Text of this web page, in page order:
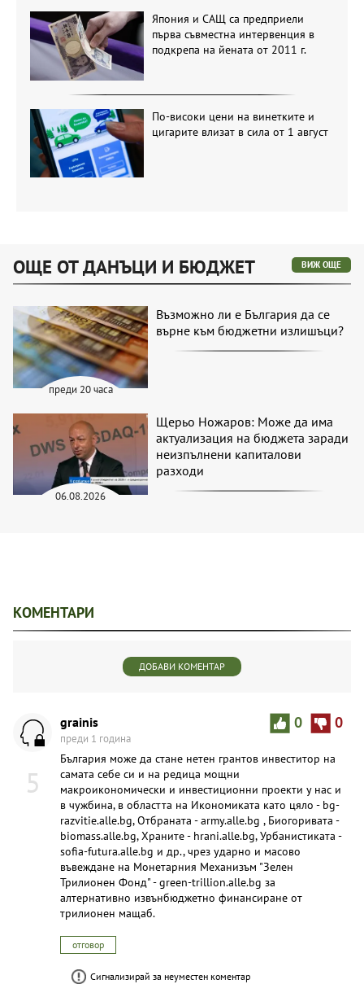
Япония и САЩ са предприели
първа съвместна интервенция в
подкрепа на йената от 2011 г.
По-високи цени на винетките и
цигарите влизат в сила от 1 август
ОЩЕ ОТ ДАНЪЦИ И БЮДЖЕТ ВИЖ ОЩЕ
преди 20 часа
Възможно ли е България да се
върне към бюджетни излишъци?
06.08.2026
Щерьо Ножаров: Може да има
актуализация на бюджета заради
неизпълнени капиталови
разходи
КОМЕНТАРИ
ДОБАВИ КОМЕНТАР
5
0 0
grainis
преди 1 година
България може да стане нетен грантов инвеститор на
самата себе си и на редица мощни
макроикономически и инвестиционни проекти у нас и
в чужбина, в областта на Икономиката като цяло - bg-
razvitie.alle.bg, Отбраната - army.alle.bg , Биогоривата -
biomass.alle.bg, Храните - hrani.alle.bg, Урбанистиката -
sofia-futura.alle.bg и др., чрез ударно и масово
въвеждане на Монетарния Механизъм "Зелен
Трилионен Фонд" - green-trillion.alle.bg за
алтернативно извънбюджетно финансиране от
трилионен мащаб.
отговор
Сигнализирай за неуместен коментар